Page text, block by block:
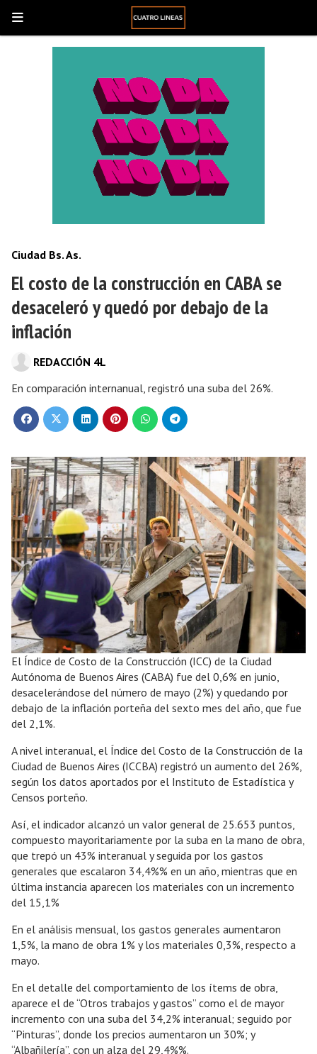
El costo de la construcción en CABA se
desaceleró y quedó por debajo de la
inflación
En comparación internanual, registró una suba del 26%.
Ciudad Bs. As.
REDACCIÓN 4L
El Índice de Costo de la Construcción (ICC) de la Ciudad
Autónoma de Buenos Aires (CABA) fue del 0,6% en junio,
desacelerándose del número de mayo (2%) y quedando por
debajo de la inflación porteña del sexto mes del año, que fue
del 2,1%.
A nivel interanual, el Índice del Costo de la Construcción de la
Ciudad de Buenos Aires (ICCBA) registró un aumento del 26%,
según los datos aportados por el Instituto de Estadística y
Censos porteño.
Así, el indicador alcanzó un valor general de 25.653 puntos,
compuesto mayoritariamente por la suba en la mano de obra,
que trepó un 43% interanual y seguida por los gastos
generales que escalaron 34,4%% en un año, mientras que en
última instancia aparecen los materiales con un incremento
del 15,1%
En el análisis mensual, los gastos generales aumentaron
1,5%, la mano de obra 1% y los materiales 0,3%, respecto a
mayo.
En el detalle del comportamiento de los ítems de obra,
aparece el de “Otros trabajos y gastos” como el de mayor
incremento con una suba del 34,2% interanual; seguido por
“Pinturas”, donde los precios aumentaron un 30%; y
“Albañilería”, con un alza del 29,4%%.